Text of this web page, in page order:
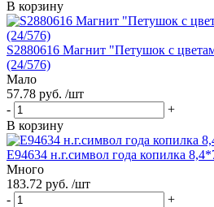
В корзину
S2880616 Магнит "Петушок с
(24/576)
Мало
57.78 руб. /шт
-
+
В корзину
Е94634 н.г.символ года копилка
Много
183.72 руб. /шт
-
+